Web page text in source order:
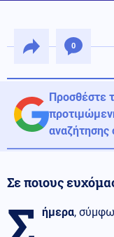
0
Προσθέστε
αναζήτησης
Σε ποιους
ήμερα,